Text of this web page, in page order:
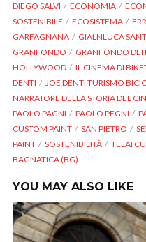
DIEGO SALVI
ECONOMIA
SOSTENIBILE
ECOSISTEMA
GARFAGNANA
GIALNLUCA
GRANFONDO
GRANFONDO DEI
HOLLYWOOD
IL CINEMA DI
DENTI
JOE DENTI TURISMO
NARRATORE DELLA STORIA DEL
PAOLO PAGNI
PAOLO PEGNI
CUSTOM PAINT
SAN PIETRO
PAINT
SOSTENIBILITÀ TELAI
BAGNATICA (BG)
YOU MAY ALSO LIKE